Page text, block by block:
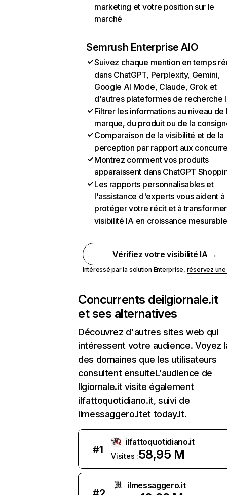
marketing et votre position sur le
marché
Semrush Enterprise AIO
Suivez chaque mention en temps
dans ChatGPT, Perplexity, Gemini,
Google AI Mode, Claude, Grok et
d'autres plateformes de recherche
Filtrer les informations au niveau de
marque, du produit ou de la
Comparaison de la visibilité et de la
perception par rapport aux
Montrez comment vos produits
apparaissent dans ChatGPT
Les rapports personnalisables et
l'assistance d'experts vous aident à
protéger votre récit et à
visibilité IA en croissance
Vérifiez votre visibilité IA →
Intéressé par la solution Enterprise, réservez
Concurrents deilgiornale.it
et ses alternatives
Découvrez d'autres sites web qui
intéressent votre audience. Voyez
des domaines que les utilisateurs
consultent ensuiteL'audience de
Ilgiornale.it visite également
ilfattoquotidiano.it, suivi de
ilmessaggero.itet today.it.
#1
ilfattoquotidiano.it
Visites :58,95 M
ilmessaggero.it